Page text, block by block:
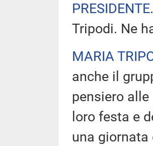
PRESIDENTE
Tripodi. Ne
MARIA
anche il
pensiero
loro festa e
una giornata